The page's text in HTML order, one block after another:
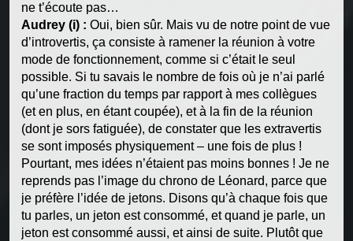
ne t’écoute pas…
Audrey (i) : Oui, bien sûr. Mais vu de notre point de vue
d’introvertis, ça consiste à ramener la réunion à votre
mode de fonctionnement, comme si c’était le seul
possible. Si tu savais le nombre de fois où je n’ai parlé
qu’une fraction du temps par rapport à mes collègues
(et en plus, en étant coupée), et à la fin de la réunion
(dont je sors fatiguée), de constater que les extravertis
se sont imposés physiquement – une fois de plus !
Pourtant, mes idées n’étaient pas moins bonnes ! Je ne
reprends pas l’image du chrono de Léonard, parce que
je préfère l’idée de jetons. Disons qu’à chaque fois que
tu parles, un jeton est consommé, et quand je parle, un
jeton est consommé aussi, et ainsi de suite. Plutôt que